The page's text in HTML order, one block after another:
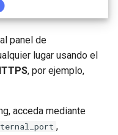
panel de
lugar usando el
, por ejemplo,
acceda mediante
,